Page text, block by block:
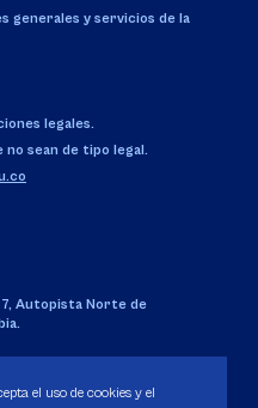
generales y servicios de la
legales.
sean de tipo legal.
7, Autopista Norte de
de enero de 1980.
el uso de cookies y el